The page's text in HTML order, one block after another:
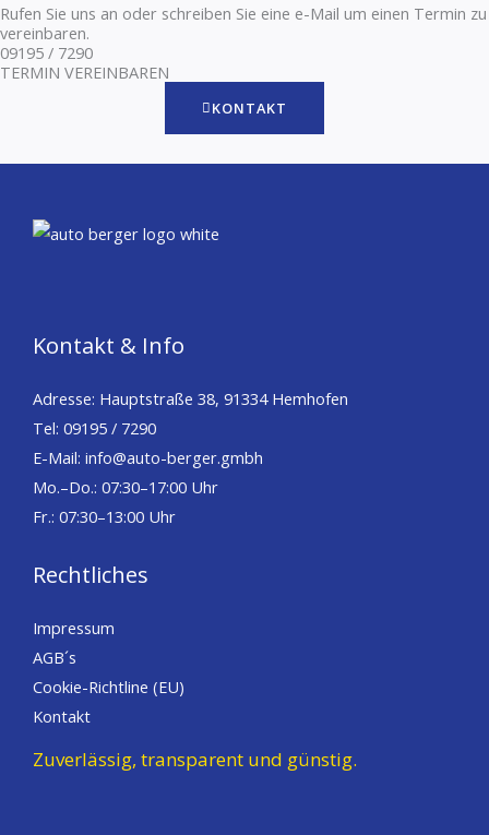
Rufen Sie uns an oder schreiben Sie eine e-Mail um einen Termin zu
vereinbaren.
09195 / 7290
TERMIN VEREINBAREN
KONTAKT
Kontakt & Info
Adresse: Hauptstraße 38, 91334 Hemhofen
Tel: 09195 / 7290
E-Mail: info@auto-berger.gmbh
Mo.–Do.: 07:30–17:00 Uhr
Fr.: 07:30–13:00 Uhr
Rechtliches
Impressum
AGB´s
Cookie-Richtline (EU)
Kontakt
Zuverlässig, transparent und günstig.